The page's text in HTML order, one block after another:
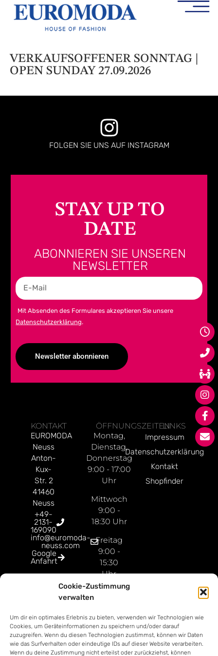
Cookie-Zustimmung
verwalten
Um dir ein optimales Erlebnis zu bieten, verwenden wir Technologien wie
Cookies, um Geräteinformationen zu speichern und/oder darauf
zuzugreifen. Wenn du diesen Technologien zustimmst, können wir Daten
wie das Surfverhalten oder eindeutige IDs auf dieser Website verarbeiten.
Wenn du deine Zustimmung nicht erteilst oder zurückziehst, können
VERKAUFSOFFENER SONNTAG |
OPEN SUNDAY 27.09.2026
FOLGEN SIE UNS AUF INSTAGRAM
STAY UP TO
DATE
ABONNIEREN SIE UNSEREN
NEWSLETTER
Mit Absenden des Formulares akzeptieren Sie unsere
Datenschutzerklärung.
Newsletter abonnieren
KONTAKT
EUROMODA
Neuss
Anton-
Kux-
Str. 2
41460
Neuss
+49-
2131-
169090
info@euromoda-
neuss.com
Google
Anfahrt
ÖFFNUNGSZEITEN
Montag,
Dienstag,
Donnerstag
9:00 - 17:00
Uhr
Mittwoch
9:00 -
18:30 Uhr
Freitag
9:00 -
15:30
Uhr
Open
9:00 -
18:00
Uhr
LINKS
Impressum
Datenschutzerklärung
Kontakt
Shopfinder